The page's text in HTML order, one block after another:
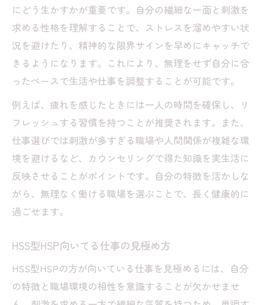
にどう生かすかが重要です。自分の繊細な一面と刺激を
求める性格を理解することで、ストレスを溜めやすい状
況を避けたり、精神的な限界サインを早めにキャッチで
きるようになります。これにより、無理をせず自分に合
ったペースで生活や仕事を調整することが可能です。
例えば、疲れを感じたときには一人の時間を確保し、リ
フレッシュする習慣を持つことが推奨されます。また、
仕事選びでは刺激が多すぎる職場や人間関係が複雑な環
境を避けるなど、カウンセリングで得た知識を実生活に
反映させることがポイントです。自分の特徴を活かしな
がら、無理なく働ける職場を選ぶことで、長く健康的に
過ごせます。
HSS型HSP向いてる仕事の見極め方
HSS型HSPの方が向いている仕事を見極めるには、自分
の特徴と職場環境の相性を意識することが欠かせませ